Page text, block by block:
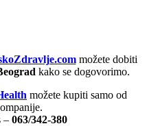
možete dobiti
kako se dogovorimo.
možete kupiti samo od
– 063/342-380